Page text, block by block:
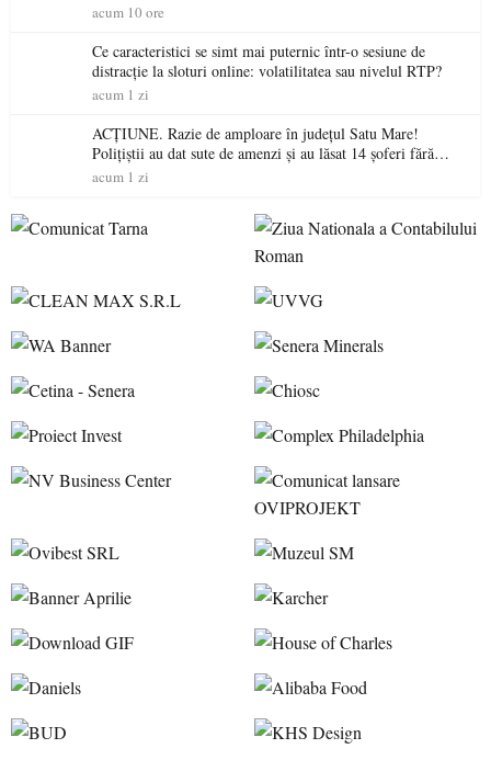
acum 10 ore
Ce caracteristici se simt mai puternic într-o sesiune de
distracție la sloturi online: volatilitatea sau nivelul RTP?
acum 1 zi
ACȚIUNE. Razie de amploare în județul Satu Mare!
Polițiștii au dat sute de amenzi și au lăsat 14 șoferi fără
permis într-o singură zi
acum 1 zi